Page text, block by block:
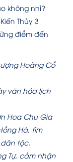
không nhỉ?
Thủy 3
điểm đến
Hoàng Cổ
văn hóa lịch
Hoa Chu Gia
Hà, tìm
tộc.
Tự, cảm nhận